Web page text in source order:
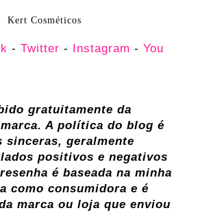
Kert Cosméticos
- Twitter - Instagram - You
gratuitamente da
A política do blog é
sinceras, geralmente
positivos e negativos
é baseada na minha
como consumidora e é
marca ou loja que enviou